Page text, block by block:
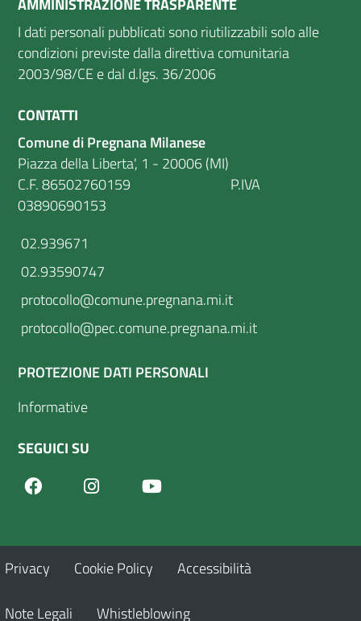
I dati personali pubblicati sono riutilizzabili solo alle
condizioni previste dalla direttiva comunitaria
2003/98/CE e dal d.lgs. 36/2006
CONTATTI
Comune di Pregnana Milanese
Piazza della Liberta', 1 - 20006 (MI)
C.F. 86502760159 P.IVA
03890690153
02.939671
02.93590747
protocollo@comune.pregnana.mi.it
protocollo@pec.comune.pregnana.mi.it
PROTEZIONE DATI PERSONALI
Informative
SEGUICI SU
FacebookInstagram
Privacy Cookie Policy Accessibilità
Note Legali Whistleblowing